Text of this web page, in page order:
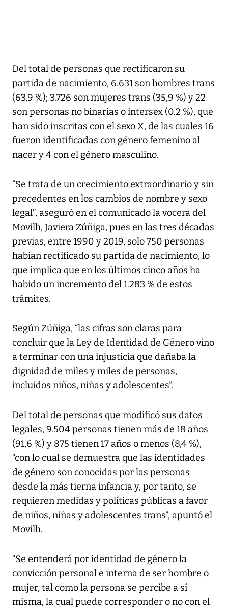
Del total de personas que rectificaron su
partida de nacimiento, 6.631 son hombres trans
(63,9 %); 3.726 son mujeres trans (35,9 %) y 22
son personas no binarias o intersex (0.2 %), que
han sido inscritas con el sexo X, de las cuales 16
fueron identificadas con género femenino al
nacer y 4 con el género masculino.
“Se trata de un crecimiento extraordinario y sin
precedentes en los cambios de nombre y sexo
legal”, aseguró en el comunicado la vocera del
Movilh, Javiera Zúñiga, pues en las tres décadas
previas, entre 1990 y 2019, solo 750 personas
habían rectificado su partida de nacimiento, lo
que implica que en los últimos cinco años ha
habido un incremento del 1.283 % de estos
trámites.
Según Zúñiga, “las cifras son claras para
concluir que la Ley de Identidad de Género vino
a terminar con una injusticia que dañaba la
dignidad de miles y miles de personas,
incluidos niños, niñas y adolescentes”.
Del total de personas que modificó sus datos
legales, 9.504 personas tienen más de 18 años
(91,6 %) y 875 tienen 17 años o menos (8,4 %),
“con lo cual se demuestra que las identidades
de género son conocidas por las personas
desde la más tierna infancia y, por tanto, se
requieren medidas y políticas públicas a favor
de niños, niñas y adolescentes trans”, apuntó el
Movilh.
“Se entenderá por identidad de género la
convicción personal e interna de ser hombre o
mujer, tal como la persona se percibe a sí
misma, la cual puede corresponder o no con el